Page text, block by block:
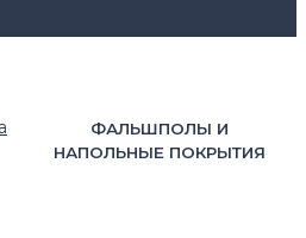
ФАЛЬШПОЛЫ И
НАПОЛЬНЫЕ ПОКРЫТИЯ